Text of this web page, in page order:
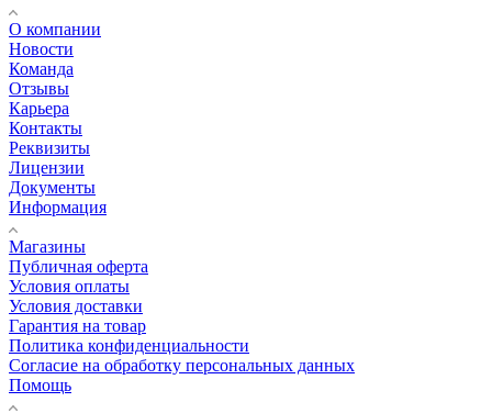
О компании
Новости
Команда
Отзывы
Карьера
Контакты
Реквизиты
Лицензии
Документы
Информация
Магазины
Публичная оферта
Условия оплаты
Условия доставки
Гарантия на товар
Политика конфиденциальности
Согласие на обработку персональных данных
Помощь